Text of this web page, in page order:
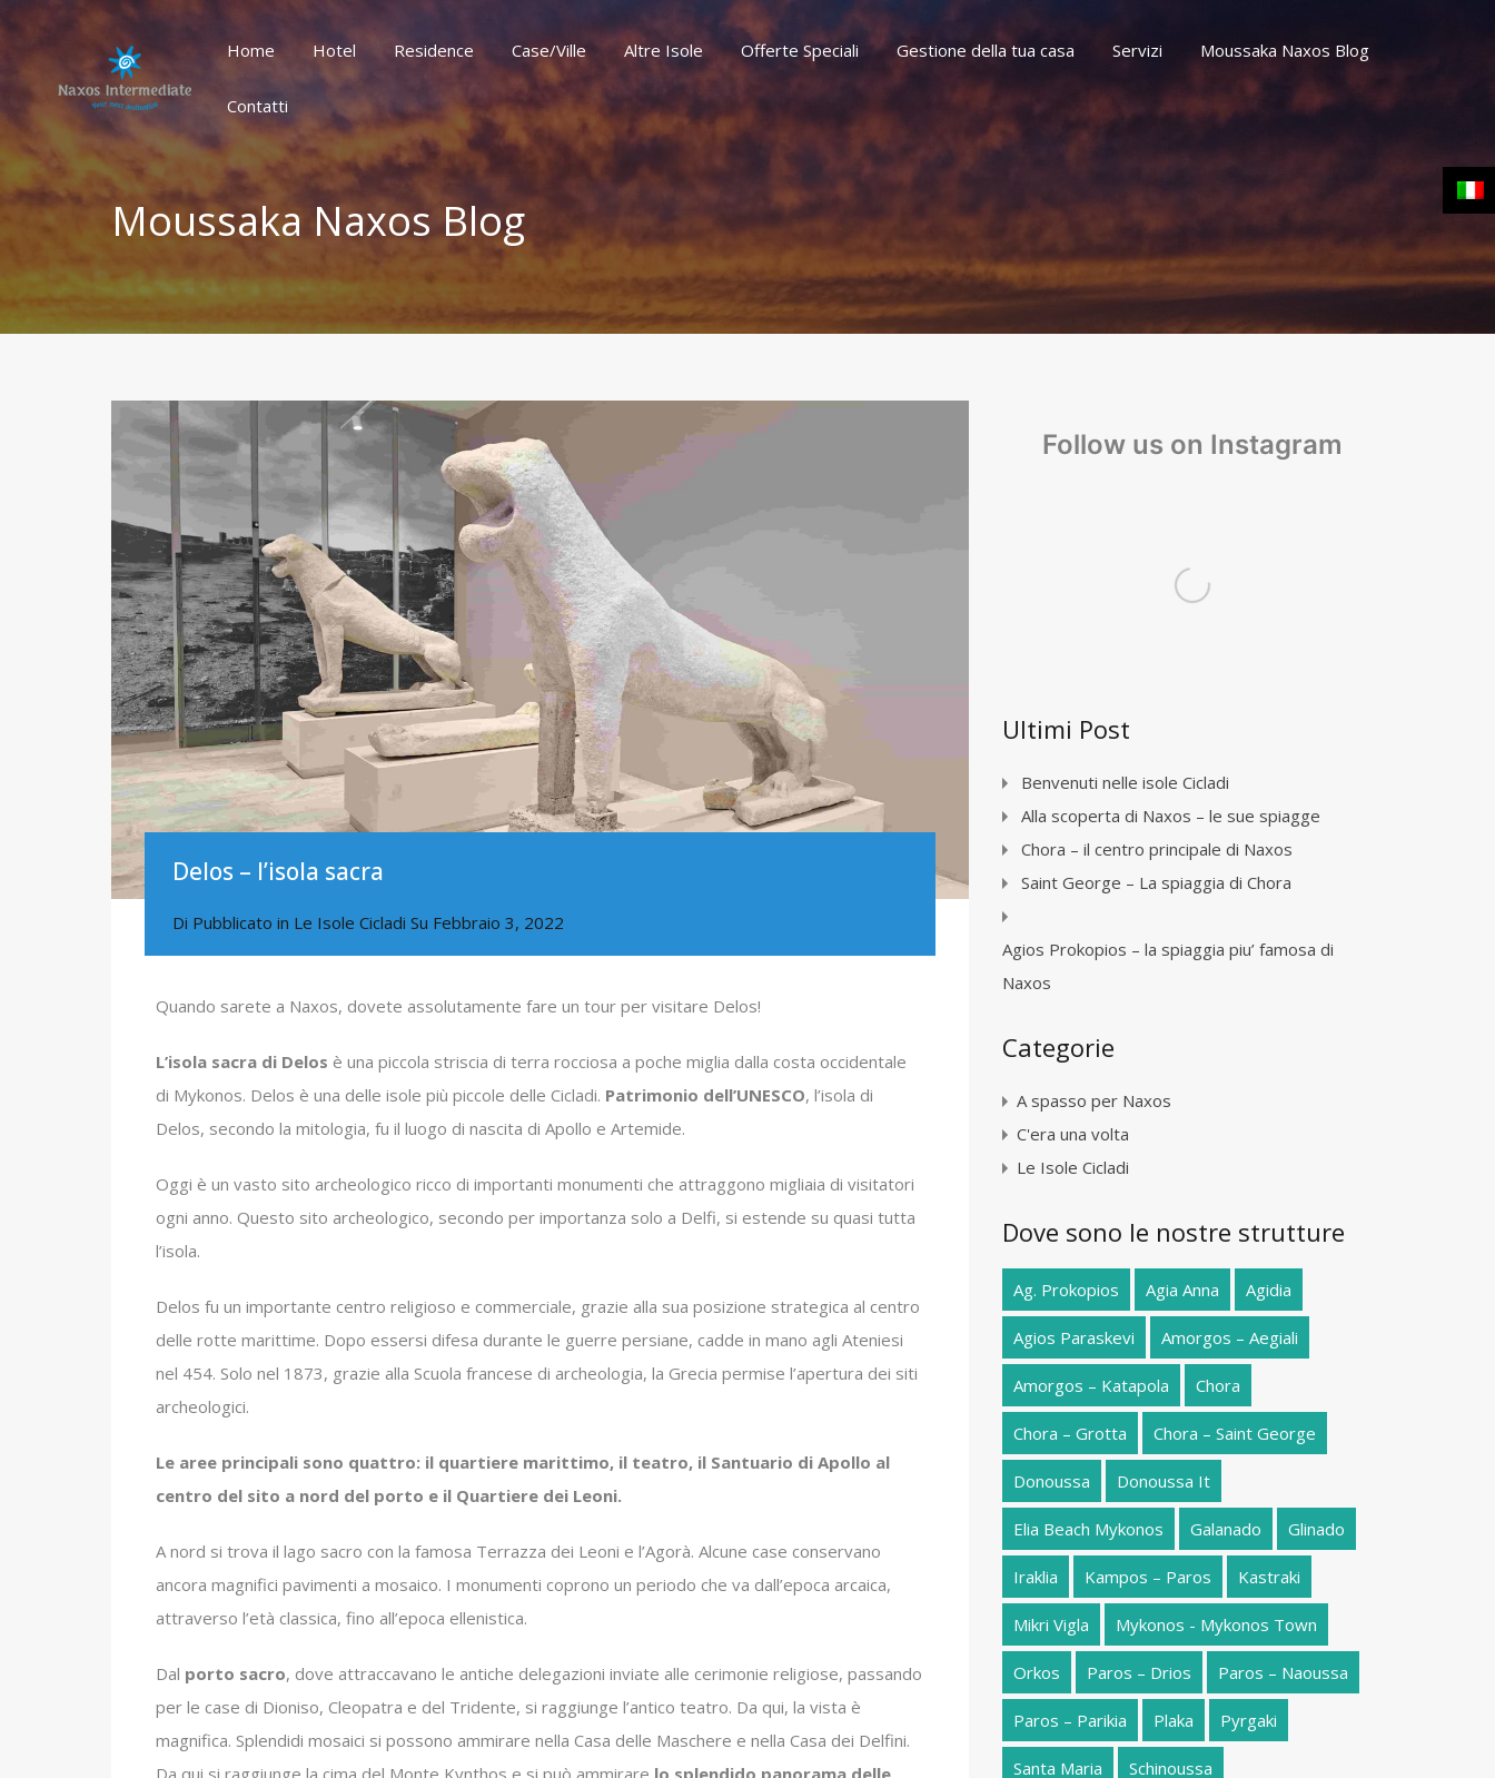
Home Hotel Residence Case/Ville Altre Isole Offerte Speciali Gestione della tua casa Servizi Moussaka Naxos Blog
Home Hotel Residence Case/Ville Altre Isole Offerte Speciali Gestione della tua casa Servizi Moussaka Naxos Blog
Contatti
Moussaka Naxos Blog
Delos – l’isola sacra
Di Pubblicato in Le Isole Cicladi Su Febbraio 3, 2022
Quando sarete a Naxos, dovete assolutamente fare un tour per visitare Delos!
L’isola sacra di Delos è una piccola striscia di terra rocciosa a poche miglia dalla costa occidentale
di Mykonos. Delos è una delle isole più piccole delle Cicladi. Patrimonio dell’UNESCO, l’isola di
Delos, secondo la mitologia, fu il luogo di nascita di Apollo e Artemide.
Oggi è un vasto sito archeologico ricco di importanti monumenti che attraggono migliaia di visitatori
ogni anno. Questo sito archeologico, secondo per importanza solo a Delfi, si estende su quasi tutta
l’isola.
Delos fu un importante centro religioso e commerciale, grazie alla sua posizione strategica al centro
delle rotte marittime. Dopo essersi difesa durante le guerre persiane, cadde in mano agli Ateniesi
nel 454. Solo nel 1873, grazie alla Scuola francese di archeologia, la Grecia permise l’apertura dei siti
archeologici.
Le aree principali sono quattro: il quartiere marittimo, il teatro, il Santuario di Apollo al
centro del sito a nord del porto e il Quartiere dei Leoni.
A nord si trova il lago sacro con la famosa Terrazza dei Leoni e l’Agorà. Alcune case conservano
ancora magnifici pavimenti a mosaico. I monumenti coprono un periodo che va dall’epoca arcaica,
attraverso l’età classica, fino all’epoca ellenistica.
Dal porto sacro, dove attraccavano le antiche delegazioni inviate alle cerimonie religiose, passando
per le case di Dioniso, Cleopatra e del Tridente, si raggiunge l’antico teatro. Da qui, la vista è
magnifica. Splendidi mosaici si possono ammirare nella Casa delle Maschere e nella Casa dei Delfini.
Da qui si raggiunge la cima del Monte Kynthos e si può ammirare lo splendido panorama delle
Follow us on Instagram
Ultimi Post
Benvenuti nelle isole Cicladi
Alla scoperta di Naxos – le sue spiagge
Chora – il centro principale di Naxos
Saint George – La spiaggia di Chora
Agios Prokopios – la spiaggia piu’ famosa di
Naxos
Categorie
A spasso per Naxos
C'era una volta
Le Isole Cicladi
Dove sono le nostre strutture
Ag. Prokopios Agia Anna Agidia
Agios Paraskevi Amorgos – Aegiali
Amorgos – Katapola Chora
Chora – Grotta Chora – Saint George
Donoussa Donoussa It
Elia Beach Mykonos Galanado Glinado
Iraklia Kampos – Paros Kastraki
Mikri Vigla Mykonos - Mykonos Town
Orkos Paros – Drios Paros – Naoussa
Paros – Parikia Plaka Pyrgaki
Santa Maria Schinoussa